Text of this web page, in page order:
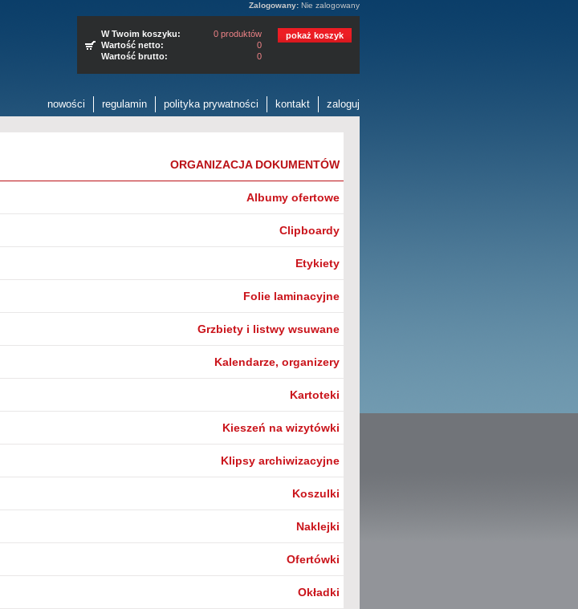
Zalogowany: Nie zalogowany
W Twoim koszyku:
0 produktów
Wartość netto:
0
Wartość brutto:
0
pokaż koszyk
nowości regulamin polityka prywatności kontakt zaloguj
ORGANIZACJA DOKUMENTÓW
Albumy ofertowe
Clipboardy
Etykiety
Folie laminacyjne
Grzbiety i listwy wsuwane
Kalendarze, organizery
Kartoteki
Kieszeń na wizytówki
Klipsy archiwizacyjne
Koszulki
Naklejki
Ofertówki
Okładki